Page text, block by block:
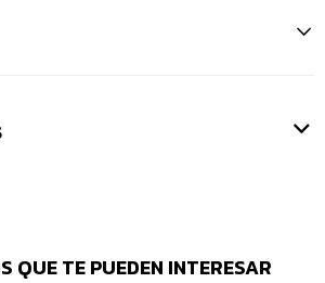
QUE TE PUEDEN INTERESAR